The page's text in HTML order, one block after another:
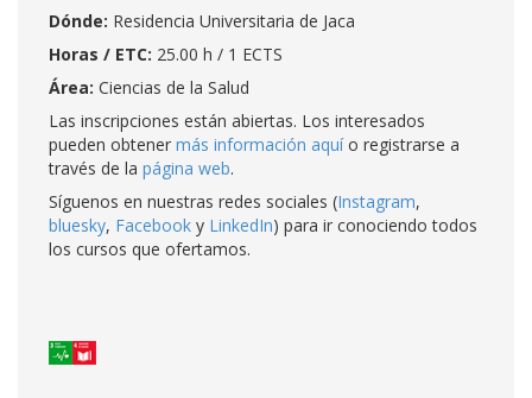
Dónde: Residencia Universitaria de Jaca
Horas / ETC: 25.00 h / 1 ECTS
Área: Ciencias de la Salud
Las inscripciones están abiertas. Los interesados
pueden obtener más información aquío registrarse a
través de la página web.
Síguenos en nuestras redes sociales (Instagram,
bluesky, Facebook y LinkedIn) para ir conociendo todos
los cursos que ofertamos.